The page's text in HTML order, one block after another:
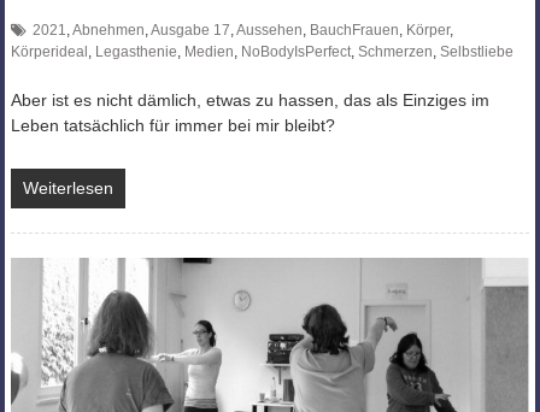
2021,Abnehmen,Ausgabe 17,Aussehen, BauchFrauen, Körper,
Körperideal , Legasthenie, Medien, NoBodyIsPerfect, Schmerzen, Selbstliebe
Aber ist es nicht dämlich, etwas zu hassen, das als Einziges im
Leben tatsächlich für immer bei mir bleibt?
Weiterlesen